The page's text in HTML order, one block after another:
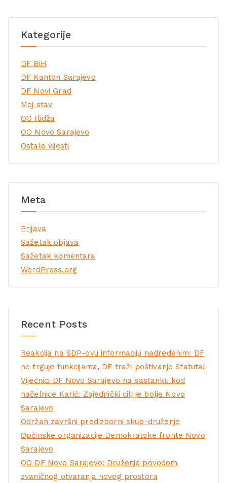
Kategorije
DF BiH
DF Kanton Sarajevo
DF Novi Grad
Moj stav
OO Ilidža
OO Novo Sarajevo
Ostale vijesti
Meta
Prijava
Sažetak objava
Sažetak komentara
WordPress.org
Recent Posts
Reakcija na SDP-ovu informaciju nadređenim: DF
ne trguje funkcijama, DF traži poštivanje Statuta!
Vijećnici DF Novo Sarajevo na sastanku kod
načelnice Karić: Zajednički cilj je bolje Novo
Sarajevo
Održan završni predizborni skup-druženje
Općinske organizacije Demokratske fronte Novo
Sarajevo
OO DF Novo Sarajevo: Druženje povodom
zvaničnog otvaranja novog prostora